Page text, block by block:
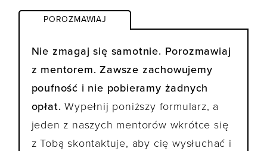
POROZMAWIAJ
Nie zmagaj się samotnie. Porozmawiaj
z mentorem. Zawsze zachowujemy
poufność i nie pobieramy żadnych
opłat. Wypełnij poniższy formularz, a
jeden z naszych mentorów wkrótce się
z Tobą skontaktuje, aby cię wysłuchać i